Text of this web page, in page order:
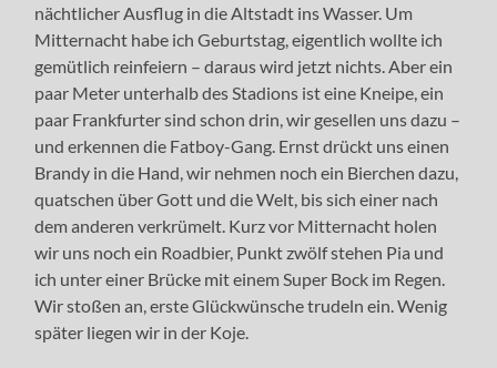
nächtlicher Ausflug in die Altstadt ins Wasser. Um
Mitternacht habe ich Geburtstag, eigentlich wollte ich
gemütlich reinfeiern – daraus wird jetzt nichts. Aber ein
paar Meter unterhalb des Stadions ist eine Kneipe, ein
paar Frankfurter sind schon drin, wir gesellen uns dazu –
und erkennen die Fatboy-Gang. Ernst drückt uns einen
Brandy in die Hand, wir nehmen noch ein Bierchen dazu,
quatschen über Gott und die Welt, bis sich einer nach
dem anderen verkrümelt. Kurz vor Mitternacht holen
wir uns noch ein Roadbier, Punkt zwölf stehen Pia und
ich unter einer Brücke mit einem Super Bock im Regen.
Wir stoßen an, erste Glückwünsche trudeln ein. Wenig
später liegen wir in der Koje.